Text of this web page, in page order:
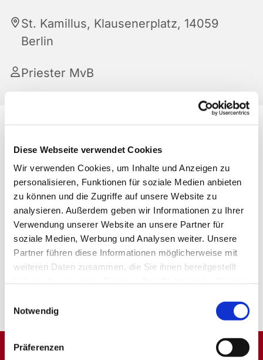
Diese Webseite verwendet Cookies
Wir verwenden Cookies, um Inhalte und Anzeigen zu
personalisieren, Funktionen für soziale Medien anbieten
zu können und die Zugriffe auf unsere Website zu
analysieren. Außerdem geben wir Informationen zu Ihrer
Verwendung unserer Website an unsere Partner für
soziale Medien, Werbung und Analysen weiter. Unsere
Partner führen diese Informationen möglicherweise mit
weiteren Daten zusammen, die Sie ihnen bereitgestellt
Notwendig
Präferenzen
St. Kamillus, Klausenerplatz, 14059
Berlin
Priester MvB